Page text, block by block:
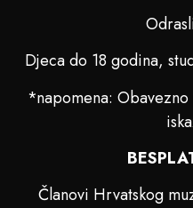
Djeca do 18 godina,
*napomena:
Članovi Hrvatskog